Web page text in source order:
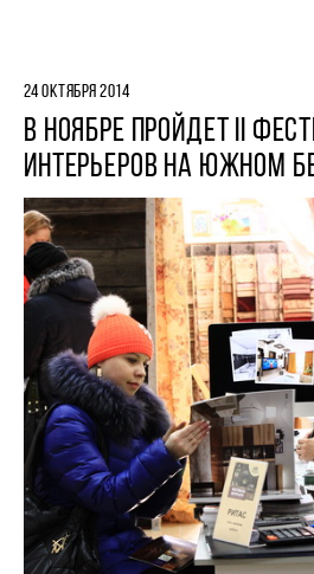
24 ОКТЯБРЯ 2014
В НОЯБРЕ ПРОЙДЕТ II
ИНТЕРЬЕРОВ НА ЮЖНОМ